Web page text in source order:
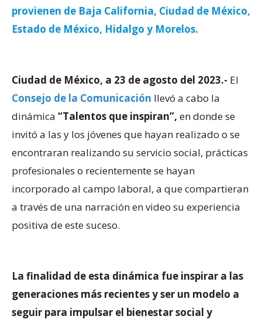
provienen de Baja California, Ciudad de México,
Estado de México, Hidalgo y Morelos.
Ciudad de México, a 23 de agosto del 2023.- El
Consejo de la Comunicación llevó a cabo la
dinámica “Talentos que inspiran”, en donde se
invitó a las y los jóvenes que hayan realizado o se
encontraran realizando su servicio social, prácticas
profesionales o recientemente se hayan
incorporado al campo laboral, a que compartieran
a través de una narración en video su experiencia
positiva de este suceso.
La finalidad de esta dinámica fue inspirar a las
generaciones más recientes y ser un modelo a
seguir para impulsar el bienestar social y